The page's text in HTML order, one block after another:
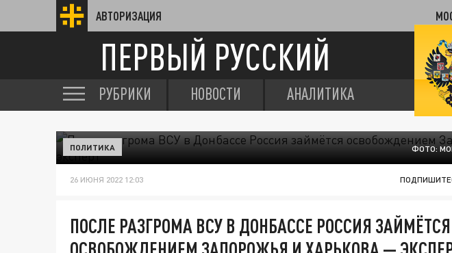
АВТОРИЗАЦИЯ
ПЕРВЫЙ РУССКИЙ
РУБРИКИ НОВОСТИ АНАЛИТИКА
ФОТО:
ПОЛИТИКА
26 ИЮНЯ 2022 12:03
ПОСЛЕ РАЗГРОМА ВСУ В ДОНБАССЕ РОССИЯ ЗАЙМЁТСЯ